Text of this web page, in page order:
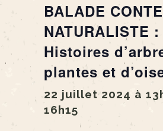
BALADE
NATURALISTE :
Histoires
plantes et
22 juillet 2024 à
16h15